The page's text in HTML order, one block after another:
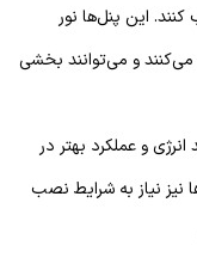
این پنل‌ها نور
و می‌توانند بخشی
و عملکرد بهتر در
نیاز به شرایط نصب